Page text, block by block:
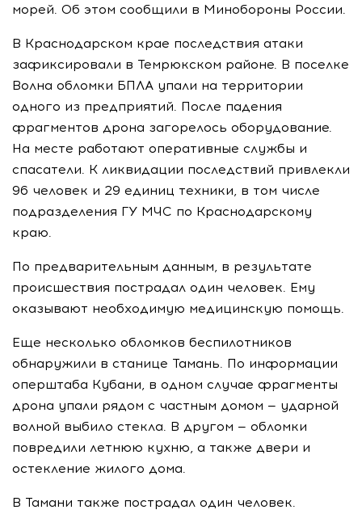
морей. Об этом сообщили в Минобороны России.
В Краснодарском крае последствия атаки
зафиксировали в Темрюкском районе. В поселке
Волна обломки БПЛА упали на территории
одного из предприятий. После падения
фрагментов дрона загорелось оборудование.
На месте работают оперативные службы и
спасатели. К ликвидации последствий привлекли
96 человек и 29 единиц техники, в том числе
подразделения ГУ МЧС по Краснодарскому
краю.
По предварительным данным, в результате
происшествия пострадал один человек. Ему
оказывают необходимую медицинскую помощь.
Еще несколько обломков беспилотников
обнаружили в станице Тамань. По информации
оперштаба Кубани, в одном случае фрагменты
дрона упали рядом с частным домом — ударной
волной выбило стекла. В другом — обломки
повредили летнюю кухню, а также двери и
остекление жилого дома.
В Тамани также пострадал один человек.